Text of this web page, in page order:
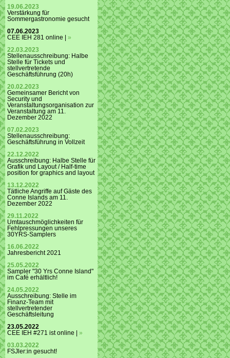
19.06.2023
Verstärkung für
Sommergastronomie gesucht
07.06.2023
CEE IEH 281 online | »
22.03.2023
Stellenausschreibung: Halbe
Stelle für Tickets und
stellvertretende
Geschäftsführung (20h)
20.02.2023
Gemeinsamer Bericht von
Security und
Veranstaltungsorganisation zur
Veranstaltung am 11.
Dezember 2022
07.02.2023
Stellenausschreibung:
Geschäftsführung in Vollzeit
22.12.2022
Ausschreibung: Halbe Stelle für
Grafik und Layout / Half-time
position for graphics and layout
13.12.2022
Tätliche Angriffe auf Gäste des
Conne Islands am 11.
Dezember 2022
29.11.2022
Umtauschmöglichkeiten für
Fehlpressungen unseres
30YRS-Samplers
16.06.2022
Jahresbericht 2021
25.05.2022
Sampler "30 Yrs Conne Island"
im Café erhältlich!
24.05.2022
Ausschreibung: Stelle im
Finanz-Team mit
stellvertretender
Geschäftsleitung
23.05.2022
CEE IEH #271 ist online | »
03.03.2022
FSJler:in gesucht!